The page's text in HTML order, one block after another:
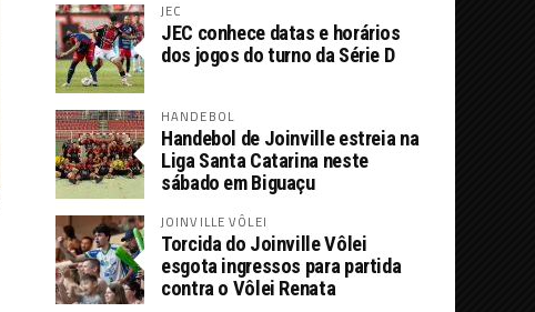
JEC
JEC conhece datas e horários
dos jogos do turno da Série D
HANDEBOL
Handebol de Joinville estreia na
Liga Santa Catarina neste
sábado em Biguaçu
JOINVILLE VÔLEI
Torcida do Joinville Vôlei
esgota ingressos para partida
contra o Vôlei Renata